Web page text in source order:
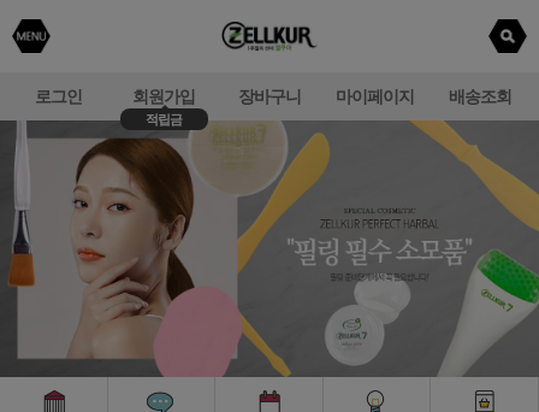
로그인 회원가입
적립금
장바구니 마이페이지 배송조회